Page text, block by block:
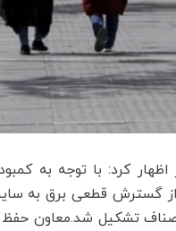
کرد: با توجه به
گسترش قطعی برق به
تشکیل شد.معاون